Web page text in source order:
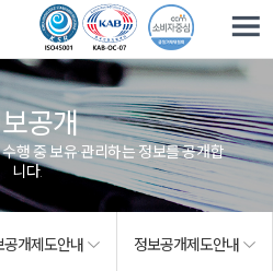
공개
행 중 보유·관리하는 정보를 공개합
니다.
공개제도안내 정보공개제도안내